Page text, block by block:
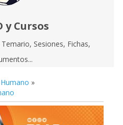
y Cursos
Sesiones, Fichas,
»